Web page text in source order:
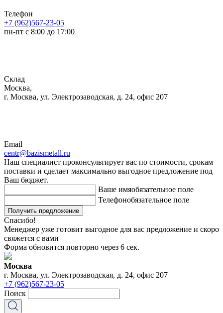
Телефон
+7 (962)567-23-05
пн-пт с 8:00 до 17:00
Склад
Москва,
г. Москва, ул. Электрозаводская, д. 24, офис 207
Email
centr@bazismetall.ru
Наш специалист проконсультирует вас по стоимости, срокам
поставки и сделает максимально выгодное предложение под
Ваш бюджет.
Ваше имяобязательное поле
Телефонобязательное поле
Получить предложение
Спасибо!
Менеджер уже готовит выгодное для вас предложение и скоро
свяжется с вами
Форма обновится повторно через 6 сек.
Москва
г. Москва, ул. Электрозаводская, д. 24, офис 207
+7 (962)567-23-05
Поиск